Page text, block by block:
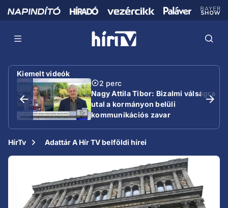
Kiemelt videók
2 perc
Nagy Attila Tibor: Bizalmi válságra
utal a kormányon belüli
kommunikációs zavar
HírTv Adattár A Hír TV belföldi hírei